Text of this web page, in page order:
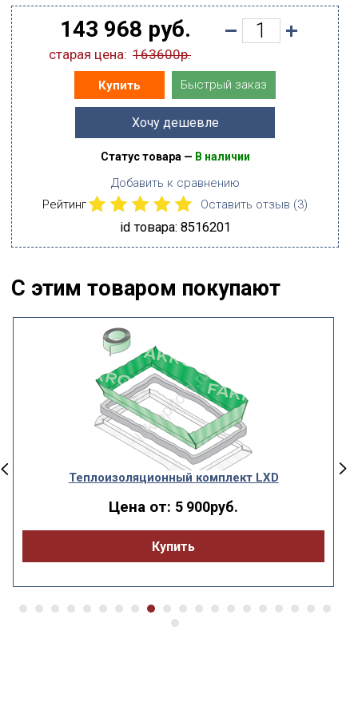
143 968 руб.
старая цена: 163600р.
Купить Быстрый заказ
Хочу дешевле
Статус товара — В наличии
Добавить к сравнению
Рейтинг
Оставить отзыв (3)
id товара: 8516201
С этим товаром покупают
Теплоизоляционный комплект LXD
Цена от: 5 900руб.
Купить